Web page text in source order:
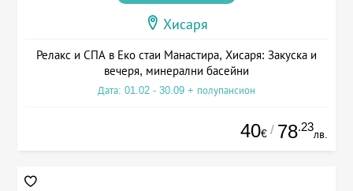
Хисаря
Релакс и СПА в Еко стаи Манастира, Хисаря: Закуска и
вечеря, минерални басейни
Дата: 01.02 - 30.09 + полупансион
40€ / 78.23
лв.